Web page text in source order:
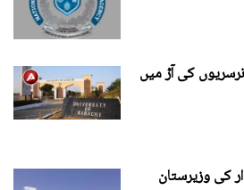
کی آڑ میں
کی وزیرستان